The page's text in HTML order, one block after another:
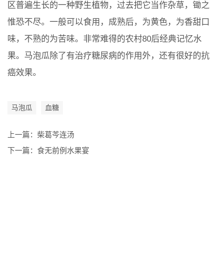
区普遍生长的一种野生植物，过去把它当作杂草，锄之
惟恐不尽。一般可以食用，成熟后，为黄色，为香甜口
味，不熟的为苦味。非常难得的农村80后经典记忆水
果。马泡瓜除了有治疗糖尿病的作用外，还有很好的抗
癌效果。
马泡瓜 血糖
上一篇： 柴葛芩连汤
下一篇： 食无前例水果宴